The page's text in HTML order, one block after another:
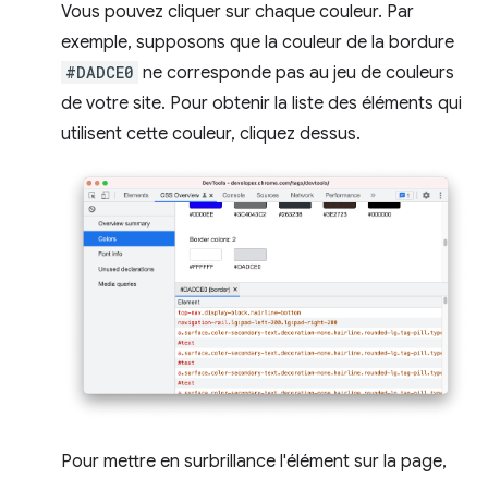
Vous pouvez cliquer sur chaque couleur. Par
exemple, supposons que la couleur de la bordure
#DADCE0 ne corresponde pas au jeu de couleurs
de votre site. Pour obtenir la liste des éléments qui
utilisent cette couleur, cliquez dessus.
Pour mettre en surbrillance l'élément sur la page,